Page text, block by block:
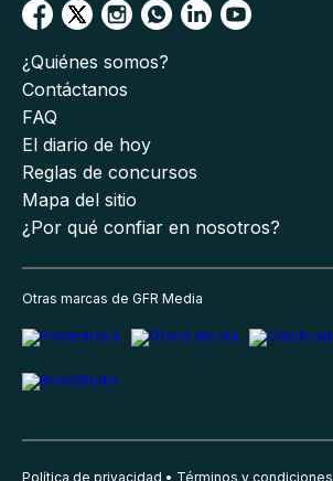
¿Quiénes somos?
Contáctanos
FAQ
El diario de hoy
Reglas de concursos
Mapa del sitio
¿Por qué confiar en nosotros?
Otras marcas de GFR Media
Política de privacidad Términos y condiciones